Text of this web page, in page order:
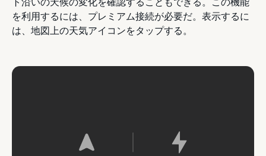
を利用するには、プレミアム接続が必要だ。表示するに
は、地図上の天気アイコンをタップする。